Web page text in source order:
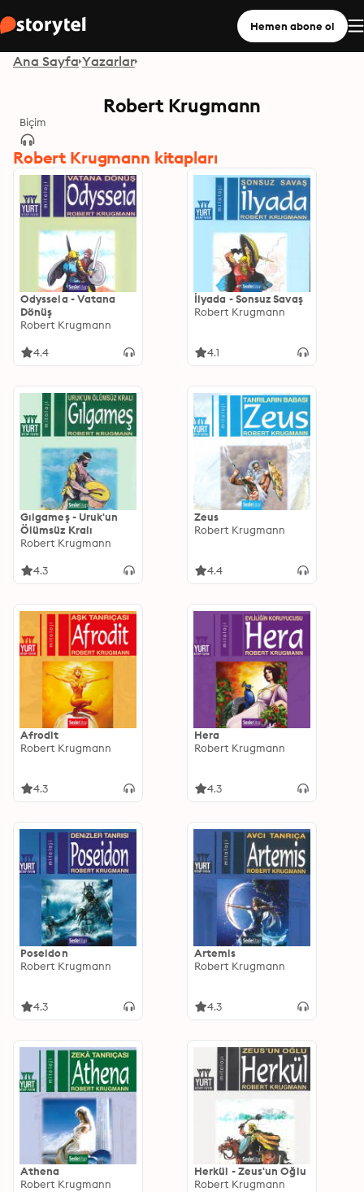
Hemen abone ol
Ana Sayfa Yazarlar
Robert Krugmann
Biçim
Robert Krugmann kitapları
Odysseia - Vatana
Dönüş
Robert Krugmann
4.4
İlyada - Sonsuz Savaş
Robert Krugmann
4.1
Gılgameş - Uruk'un
Ölümsüz Kralı
Robert Krugmann
4.3
Zeus
Robert Krugmann
4.4
Afrodit
Robert Krugmann
4.3
Hera
Robert Krugmann
4.3
Poseidon
Robert Krugmann
4.3
Artemis
Robert Krugmann
4.3
Athena
Robert Krugmann
Herkül - Zeus'un Oğlu
Robert Krugmann